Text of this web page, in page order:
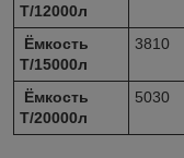
Т/12000л
Ёмкость
Т/15000л
3810
Ёмкость
Т/20000л
5030